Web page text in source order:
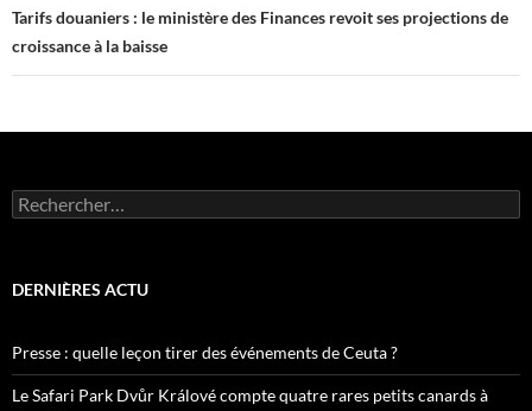
Tarifs douaniers : le ministère des Finances revoit ses projections de
croissance à la baisse
Rechercher :
DERNIÈRES ACTU
Presse : quelle leçon tirer des événements de Ceuta ?
Le Safari Park Dvůr Králové compte quatre rares petits canards à